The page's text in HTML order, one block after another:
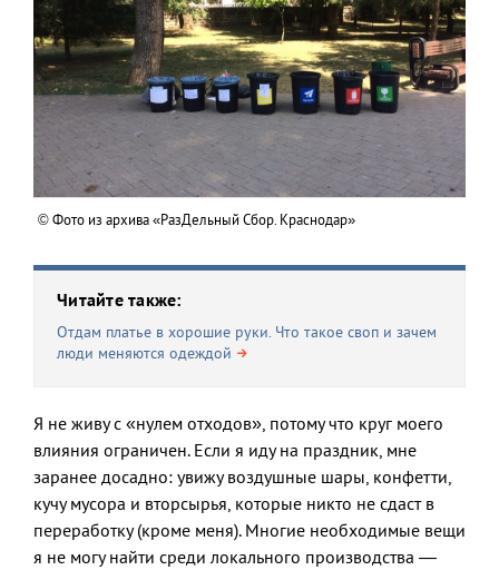
© Фото из архива «РазДельный Сбор. Краснодар»
Читайте также:
Отдам платье в хорошие руки. Что такое своп и зачем
люди меняются одеждой
Я не живу с «нулем отходов», потому что круг моего
влияния ограничен. Если я иду на праздник, мне
заранее досадно: увижу воздушные шары, конфетти,
кучу мусора и вторсырья, которые никто не сдаст в
переработку (кроме меня). Многие необходимые вещи
я не могу найти среди локального производства —